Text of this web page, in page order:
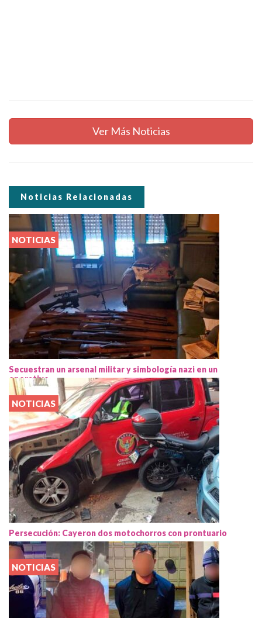
Ver Más Noticias
Noticias Relacionadas
NOTICIAS
Secuestran un arsenal militar y simbología nazi en un
operativo
NOTICIAS
Persecución: Cayeron dos motochorros con prontuario
NOTICIAS